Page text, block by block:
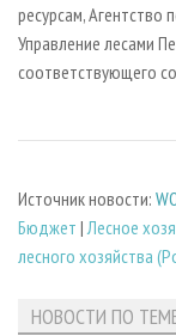
ресурсам, Агентство
Управление лесами
соответствующего
Источник новости:
Бюджет |Лесное
лесного хозяйства
НОВОСТИ ПО